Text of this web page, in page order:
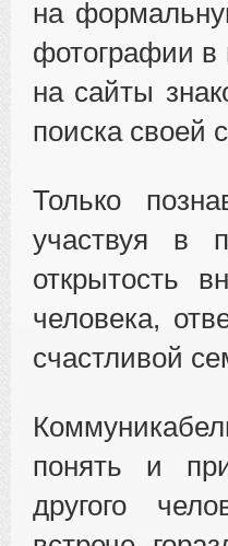
на
фотографии в
на сайты
поиска своей
Только
участвуя в
открытость
человека,
счастливой
понять и
другого